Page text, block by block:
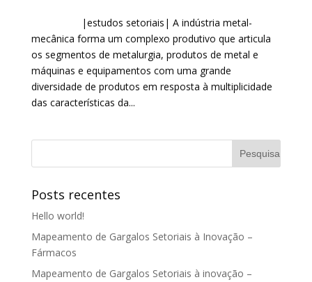
|estudos setoriais| A indústria metal-
mecânica forma um complexo produtivo que articula
os segmentos de metalurgia, produtos de metal e
máquinas e equipamentos com uma grande
diversidade de produtos em resposta à multiplicidade
das características da...
Posts recentes
Hello world!
Mapeamento de Gargalos Setoriais à Inovação –
Fármacos
Mapeamento de Gargalos Setoriais à inovação –